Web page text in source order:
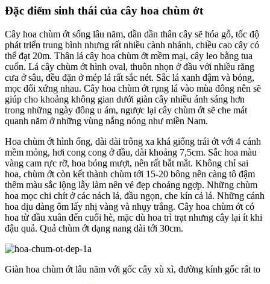
Đặc điểm sinh thái của cây hoa chùm ớt
Cây hoa chùm ớt sống lâu năm, dần dần thân cây sẽ hóa gỗ, tốc độ
phát triển trung bình nhưng rất nhiều cành nhánh, chiều cao cây có
thể đạt 20m. Thân lá cây hoa chùm ớt mềm mại, cây leo bằng tua
cuốn. Lá cây chùm ớt hình oval, thuôn nhọn ở đầu với nhiều răng
cưa ở sâu, đều đặn ở mép lá rất sắc nét. Sắc lá xanh đậm và bóng,
mọc đối xứng nhau. Cây hoa chùm ớt rụng lá vào mùa đông nên sẽ
giúp cho khoảng không gian dưới giàn cây nhiều ánh sáng hơn
trong những ngày đông u ám, ngược lại cây chùm ớt sẽ che mát
quanh năm ở những vùng nắng nóng như miền Nam.
Hoa chùm ớt hình ống, dài dài trông xa khá giống trái ớt với 4 cánh
mềm mỏng, hơi cong cong ở đầu, dài khoảng 7,5cm. Sắc hoa màu
vàng cam rực rỡ, hoa bóng mượt, nên rất bắt mắt. Không chỉ sai
hoa, chùm ớt còn kết thành chùm tới 15-20 bông nên càng tô đậm
thêm màu sắc lộng lẫy làm nên vẻ đẹp choáng ngợp. Những chùm
hoa mọc chi chít ở các nách lá, đầu ngọn, che kín cả lá. Những cánh
hoa dịu dàng ôm lấy nhị vàng và nhụy trắng. Cây hoa chùm ớt có
hoa từ đầu xuân đến cuối hè, mặc dù hoa trì trạt nhưng cây lại ít khi
đậu quả. Quả chùm ớt dạng nang dài tới 30cm.
Giàn hoa chùm ớt lâu năm với gốc cây xù xì, đường kính gốc rất to